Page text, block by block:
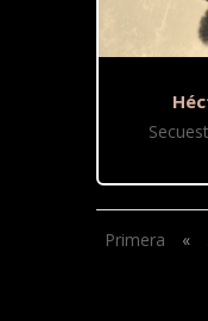
Primera «